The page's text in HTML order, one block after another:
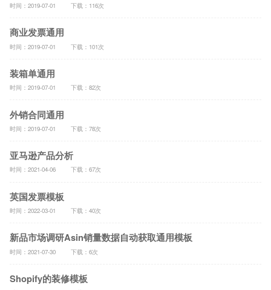
时间：2019-07-01 下载：116次
商业发票通用
时间：2019-07-01 下载：101次
装箱单通用
时间：2019-07-01 下载：82次
外销合同通用
时间：2019-07-01 下载：78次
亚马逊产品分析
时间：2021-04-06 下载：67次
英国发票模板
时间：2022-03-01 下载：40次
新品市场调研Asin销量数据自动获取通用模板
时间：2021-07-30 下载：6次
Shopify的装修模板